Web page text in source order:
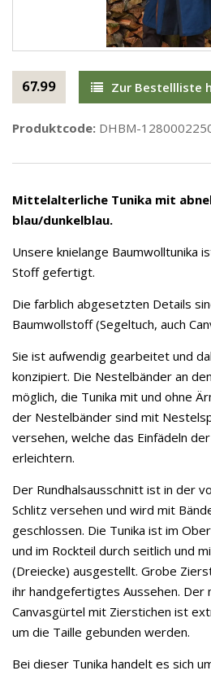
67.99 Zur Bestellliste
Produktcode: DHBM-
Mittelalterliche Tunika mit
blau/dunkelblau.
Unsere knielange Baumwolltunika
Stoff gefertigt.
Die farblich abgesetzten Details
Baumwollstoff (Segeltuch, auch
Sie ist aufwendig gearbeitet und
konzipiert. Die Nestelbänder an
möglich, die Tunika mit und ohne
der Nestelbänder sind mit
versehen, welche das Einfädeln
erleichtern.
Der Rundhalsausschnitt ist in der
Schlitz versehen und wird mit
geschlossen. Die Tunika ist im
und im Rockteil durch seitlich und
(Dreiecke) ausgestellt. Grobe
ihr handgefertigtes Aussehen. Der
Canvasgürtel mit Zierstichen ist
um die Taille gebunden werden.
Bei dieser Tunika handelt es sich